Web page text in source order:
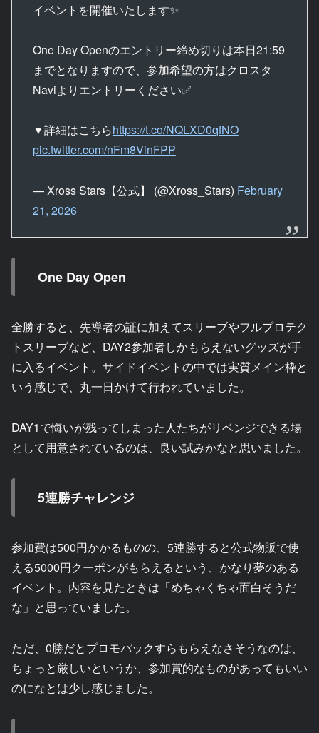
イベントを開催いたします✨
One Day Openのエントリー締め切りは本日21:59
までとなりますので、参加希望の方はクロスタ
Naviよりエントリーください✅
▼詳細はこちらhttps://t.co/NQLXD0qfNO
pic.twitter.com/nFm8VinFPP
— Xross Stars【公式】 (@Xross_Stars) February
21, 2026
One Day Open
全勝すると、先導者の証に加えてスリーブやフルプロテク
トスリーブなど、DAY2参加者しかもらえないグッズが手
に入るイベント。サイドイベントの中では実質メイン枠と
いう感じで、丸一日かけて行われていました。
DAY1で悔いが残ってしまった人たちがリベンジできる場
として用意されているのは、良い試みかなと思いました。
5連勝チャレンジ
参加費は500円かかるものの、5連勝すると公式物販で使
える5000円クーポンがもらえるという、かなり夢のある
イベント。内容を見たときは「めちゃくちゃ面白そうだ
な」と思っていました。
ただ、0勝だとプロモパックすらもらえなさそうなのは、
ちょっと厳しいというか、参加賞的なものがあってもいい
のになとは少し感じました。